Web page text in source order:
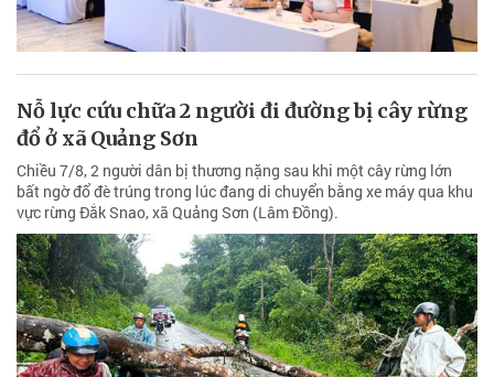
Nỗ lực cứu chữa 2 người đi đường bị cây rừng
đổ ở xã Quảng Sơn
Chiều 7/8, 2 người dân bị thương nặng sau khi một cây rừng lớn
bất ngờ đổ đè trúng trong lúc đang di chuyển bằng xe máy qua khu
vực rừng Đắk Snao, xã Quảng Sơn (Lâm Đồng).